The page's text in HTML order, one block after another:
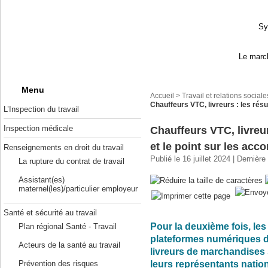
Le
Menu
L’Inspection du travail
Inspection médicale
Renseignements en droit du travail
La rupture du contrat de travail
Assistant(es)
maternel(les)/particulier employeur
Santé et sécurité au travail
Plan régional Santé - Travail
Acteurs de la santé au travail
Prévention des risques
Accueil > Travail et relations
Chauffeurs VTC, livreurs : les
Chauffeurs VTC,
et le point sur les
Publié le 16 juillet 2024 |
Pour la deuxième fois,
plateformes numériques
livreurs de
leurs représentants